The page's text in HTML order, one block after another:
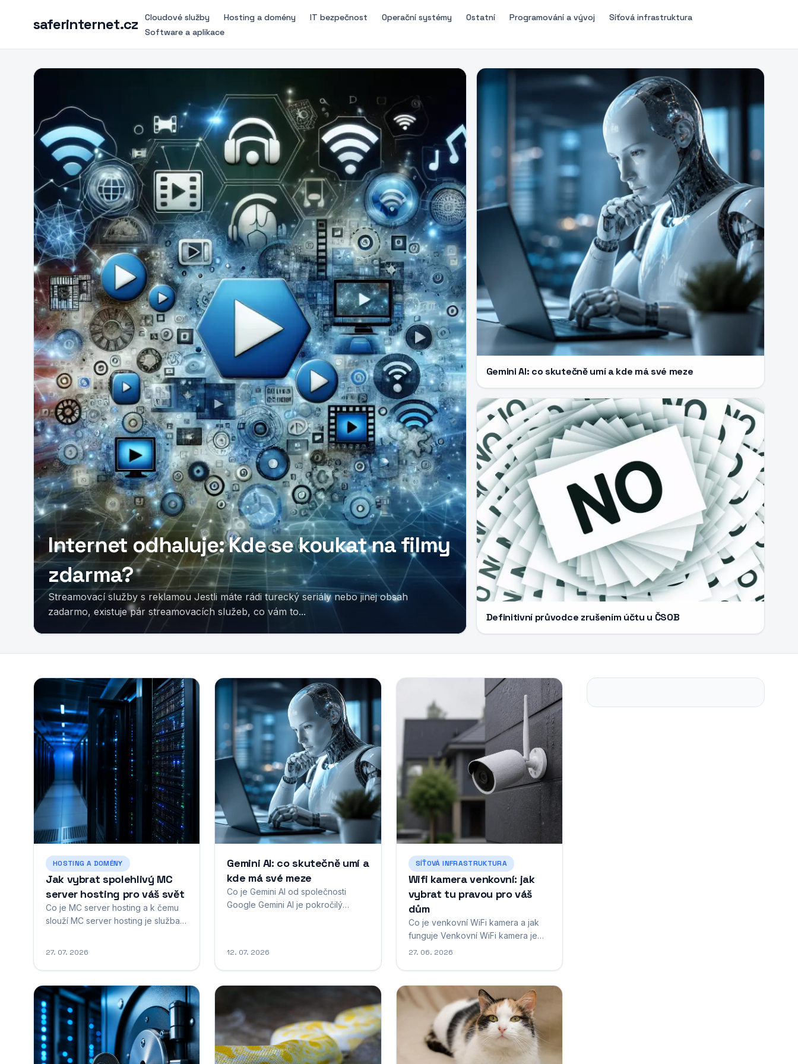
saferinternet.cz Cloudové služby Hosting a domény IT bezpečnost Operační systémy Ostatní Programování a vývoj
Síťová infrastruktura
Software a aplikace
Internet odhaluje: Kde se koukat na filmy
zdarma?
Streamovací služby s reklamou Jestli máte rádi turecký seriály nebo jinej obsah
zadarmo, existuje pár streamovacích služeb, co vám to...
Gemini AI: co skutečně umí a kde má své meze
Definitivní průvodce zrušením účtu u ČSOB
HOSTING A DOMÉNY
Jak vybrat spolehlivý MC
server hosting pro váš svět
Co je MC server hosting a k čemu
slouží MC server hosting je služba,
hardware doma nebo v kanceláři.
Jde o pronájem výpočetního
výkonu, paměti a datového
připojení od specializované
společnosti, která se stará o
technické...
27. 07. 2026
Gemini AI: co skutečně umí a
kde má své meze
Co je Gemini AI od společnosti
Google Gemini AI je pokročilý
nejvýznamnějších kroků v oblasti
generativní umělé inteligence za
poslední roky. Tento systém byl
2023 a od té doby prošel řadou
výrazných...
12. 07. 2026
SÍŤOVÁ INFRASTRUKTURA
Wifi kamera venkovní: jak
vybrat tu pravou pro váš
dům
Co je venkovní WiFi kamera a jak
funguje Venkovní WiFi kamera je
zařízení určené k monitorování
využívá bezdrátové připojení k
internetu prostřednictvím WiFi sítě.
Na rozdíl od klasických kabelových
bezpečnostních kamer nevyžaduje
táhlé vedení datových...
27. 06. 2026